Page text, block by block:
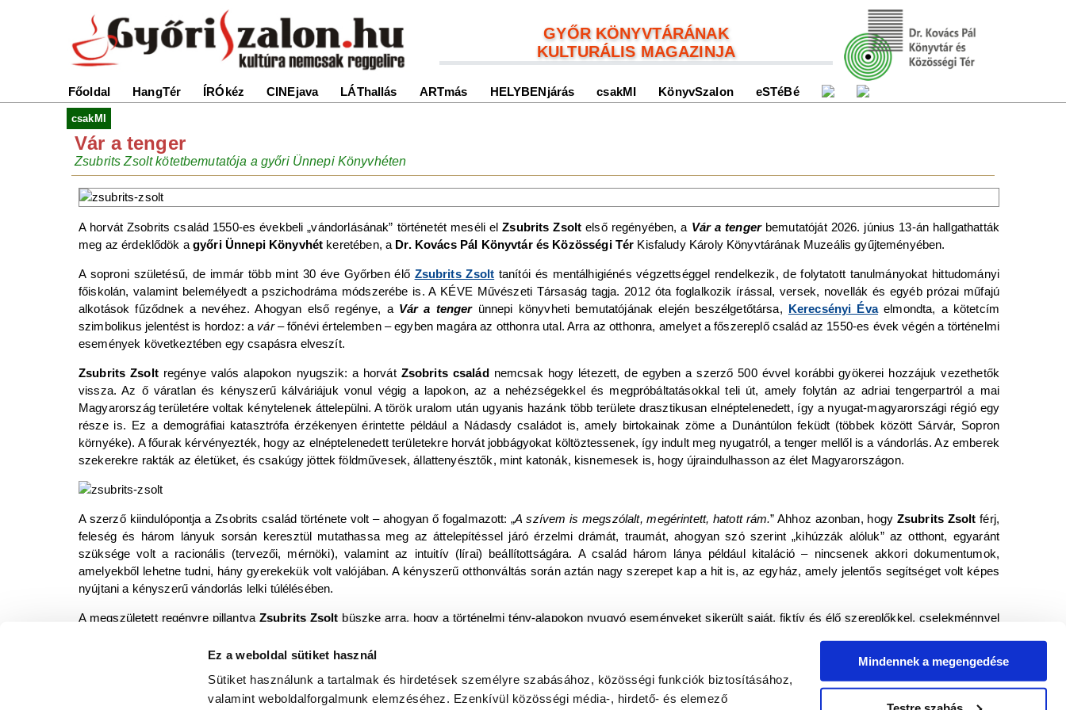
Ez a weboldal sütiket használ
Sütiket használunk a tartalmak és hirdetések személyre szabásához, közösségi funkciók biztosításához,
valamint weboldalforgalmunk elemzéséhez. Ezenkívül közösségi média-, hirdető- és elemező
Mindennek a megengedése
GYŐR KÖNYVTÁRÁNAK
KULTURÁLIS MAGAZINJA
Főoldal HangTér ÍRÓkéz CINEjava LÁThallás ARTmás HELYBENjárás csakMI KönyvSzalon eSTéBé
csakMI
Vár a tenger
Zsubrits Zsolt kötetbemutatója a győri Ünnepi Könyvhéten
A horvát Zsobrits család 1550-es évekbeli „vándorlásának” történetét meséli elZsubrits Zsolt első regényében, a Vár a tengerbemutatóját 2026. június 13-án hallgathatták
meg az érdeklődök a győri Ünnepi Könyvhét keretében, a Dr. Kovács Pál Könyvtár és Közösségi Tér Kisfaludy Károly Könyvtárának Muzeális gyűjteményében.
A soproni születésű, de immár több mint 30 éve Győrben élő Zsubrits Zsolt tanítói és mentálhigiénés végzettséggel rendelkezik, de folytatott tanulmányokat hittudományi
főiskolán, valamint belemélyedt a pszichodráma módszerébe is. A KÉVE Művészeti Társaság tagja. 2012 óta foglalkozik írással, versek, novellák és egyéb prózai műfajú
alkotások fűződnek a nevéhez. Ahogyan első regénye, a Vár a tengerünnepi könyvheti bemutatójának elején beszélgetőtársa, Kerecsényi Évaelmondta, a kötetcím
szimbolikus jelentést is hordoz: a vár– főnévi értelemben – egyben magára az otthonra utal. Arra az otthonra, amelyet a főszereplő család az 1550-es évek végén a történelmi
események következtében egy csapásra elveszít.
Zsubrits Zsolt regénye valós alapokon nyugszik: a horvát Zsobrits család nemcsak hogy létezett, de egyben a szerző 500 évvel korábbi gyökerei hozzájuk vezethetők
vissza. Az ő váratlan és kényszerű kálváriájuk vonul végig a lapokon, az a nehézségekkel és megpróbáltatásokkal teli út, amely folytán az adriai tengerpartról a mai
Magyarország területére voltak kénytelenek áttelepülni. A török uralom után ugyanis hazánk több területe drasztikusan elnéptelenedett, így a nyugat-magyarországi régió egy
része is. Ez a demográfiai katasztrófa érzékenyen érintette például a Nádasdy családot is, amely birtokainak zöme a Dunántúlon feküdt (többek között Sárvár, Sopron
környéke). A főurak kérvényezték, hogy az elnéptelenedett területekre horvát jobbágyokat költöztessenek, így indult meg nyugatról, a tenger mellől is a vándorlás. Az emberek
szekerekre rakták az életüket, és csakúgy jöttek földművesek, állattenyésztők, mint katonák, kisnemesek is, hogy újraindulhasson az élet Magyarországon.
A szerző kiindulópontja a Zsobrits család története volt – ahogyan ő fogalmazott: „A szívem is megszólalt, megérintett, hatott rám.” Ahhoz azonban, hogy Zsubrits Zsolt férj,
feleség és három lányuk sorsán keresztül mutathassa meg az áttelepítéssel járó érzelmi drámát, traumát, ahogyan szó szerint „kihúzzák alóluk” az otthont, egyaránt
szüksége volt a racionális (tervezői, mérnöki), valamint az intuitív (lírai) beállítottságára. A család három lánya például kitaláció – nincsenek akkori dokumentumok,
amelyekből lehetne tudni, hány gyerekekük volt valójában. A kényszerű otthonváltás során aztán nagy szerepet kap a hit is, az egyház, amely jelentős segítséget volt képes
nyújtani a kényszerű vándorlás lelki túlélésében.
A megszületett regényre pillantva Zsubrits Zsolt büszke arra, hogy a történelmi tény-alapokon nyugvó eseményeket sikerült saját, fiktív és élő szereplőkkel, cselekménnyel
az ember nem azt nézi, mi választja el őt másoktól, hanem azt, mi az, ami közös, ami összeköt bennünket. A jó hírt pedig a legvégére tartogatta, miszerint nekünk,
, mivel a folytatás kézirata már készen van, így a történet egy újabb könyv lapjain halad majd tovább.